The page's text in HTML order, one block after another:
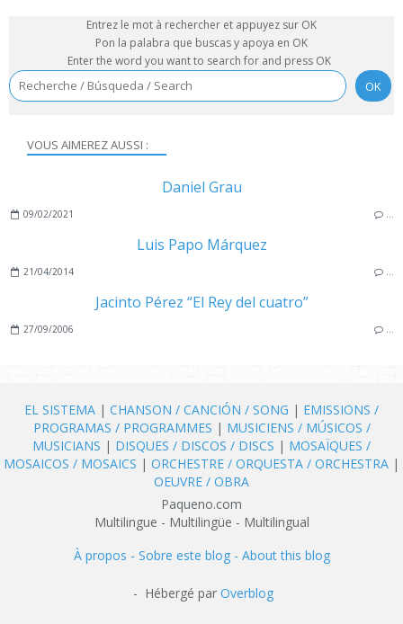
VOUS AIMEREZ AUSSI :
Daniel Grau
09/02/2021 …
Luis Papo Márquez
21/04/2014 …
Jacinto Pérez “El Rey del cuatro”
27/09/2006 …
Entrez le mot à rechercher et appuyez sur OK
Pon la palabra que buscas y apoya en OK
Enter the word you want to search for and press OK
EL SISTEMA | CHANSON / CANCIÓN / SONG | EMISSIONS /
PROGRAMAS / PROGRAMMES | MUSICIENS / MÚSICOS /
MUSICIANS | DISQUES / DISCOS / DISCS | MOSAÏQUES /
MOSAICOS / MOSAICS | ORCHESTRE / ORQUESTA / ORCHESTRA |
OEUVRE / OBRA
Paqueno.com
Multilingue - Multilingüe - Multilingual
À propos - Sobre este blog - About this blog
- Hébergé par Overblog